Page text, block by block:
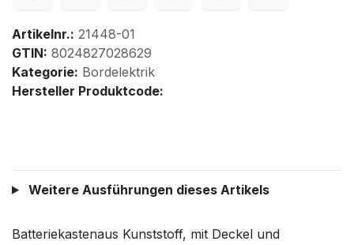
Artikelnr.: 21448-01
GTIN: 8024827028629
Kategorie: Bordelektrik
Hersteller Produktcode:
Weitere Ausführungen dieses Artikels
Batteriekastenaus Kunststoff, mit Deckel und